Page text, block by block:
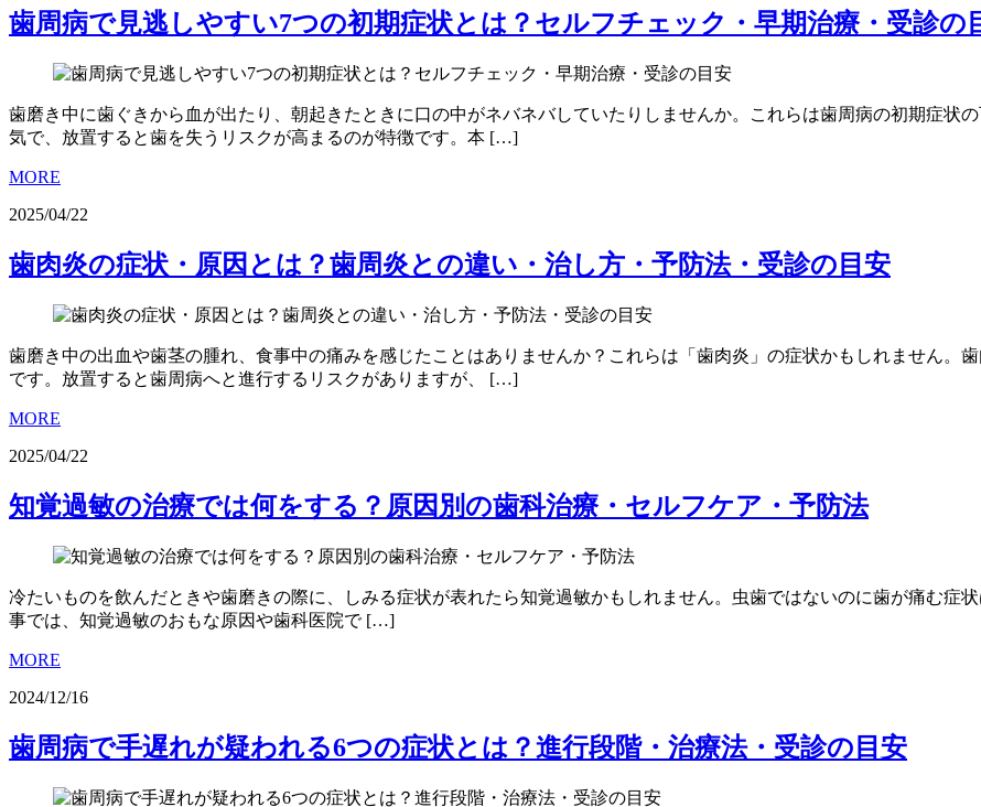
歯周病で見逃しやすい7つの初期症状とは？セルフチェック・早期治療・受診の
歯磨き中に歯ぐきから血が出たり、朝起きたときに口の中がネバネバしていたりしませんか。これらは歯周病の初期症状
気で、放置すると歯を失うリスクが高まるのが特徴です。本 […]
MORE
2025/04/22
歯肉炎の症状・原因とは？歯周炎との違い・治し方・予防法・受診の目安
歯磨き中の出血や歯茎の腫れ、食事中の痛みを感じたことはありませんか？これらは「歯肉炎」の症状かもしれません。
です。放置すると歯周病へと進行するリスクがありますが、 […]
MORE
2025/04/22
知覚過敏の治療では何をする？原因別の歯科治療・セルフケア・予防法
冷たいものを飲んだときや歯磨きの際に、しみる症状が表れたら知覚過敏かもしれません。虫歯ではないのに歯が痛む
事では、知覚過敏のおもな原因や歯科医院で […]
MORE
2024/12/16
歯周病で手遅れが疑われる6つの症状とは？進行段階・治療法・受診の目安